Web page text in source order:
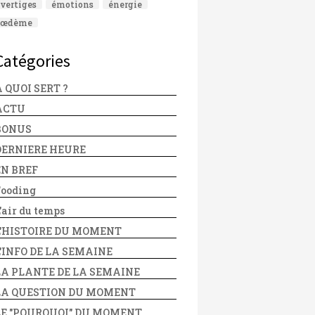
vertiges émotions
énergie
œdème
QUOI SERT ?
HEURE
BREF
du temps
DU MOMENT
DE LA SEMAINE
PLANTE DE LA SEMAINE
QUESTION DU MOMENT